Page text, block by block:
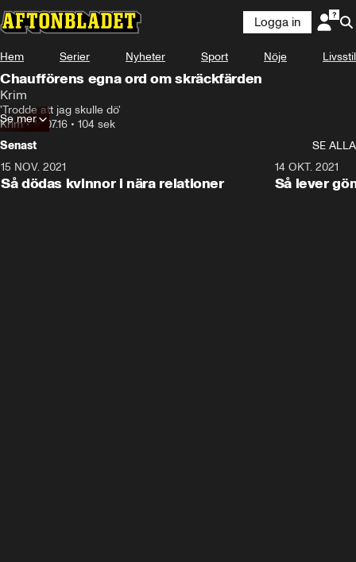
Logga in
Hem Serier Nyheter Sport Nöje Livsstil
Chaufförens egna ord om skräckfärden
Krim
'Trodde att jag skulle dö'
Krim•14.07.16 • 104 sek
Se mer
Senast
SE ALLA
15 NOV. 2021
Så dödas kvinnor i nära relationer
14 OKT. 2021
Så lever